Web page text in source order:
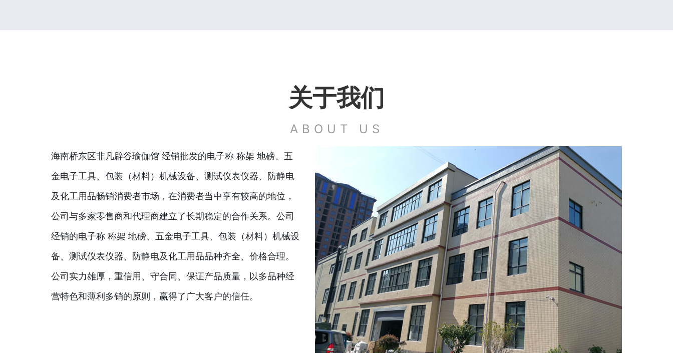
关于我们
ABOUT US
海南桥东区非凡辟谷瑜伽馆 经销批发的电子称 称架 地磅、五
金电子工具、包装（材料）机械设备、测试仪表仪器、防静电
及化工用品畅销消费者市场，在消费者当中享有较高的地位，
公司与多家零售商和代理商建立了长期稳定的合作关系。公司
经销的电子称 称架 地磅、五金电子工具、包装（材料）机械设
备、测试仪表仪器、防静电及化工用品品种齐全、价格合理。
公司实力雄厚，重信用、守合同、保证产品质量，以多品种经
营特色和薄利多销的原则，赢得了广大客户的信任。